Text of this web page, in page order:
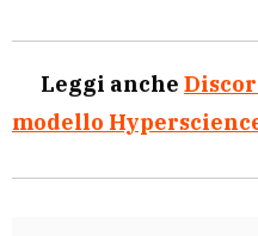
Leggi anche
modello